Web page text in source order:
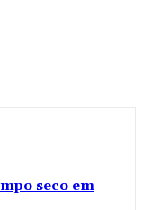
seco em